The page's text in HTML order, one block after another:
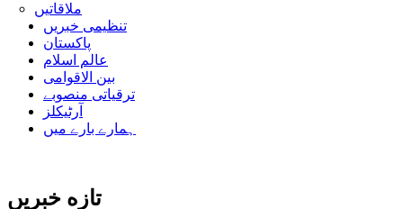
ملاقاتیں
تنظیمی خبریں
پاکستان
عالم اسلام
بین الاقوامی
ترقیاتی منصوبے
آرٹیکلز
ہمارے بارے میں
تازه خبریں